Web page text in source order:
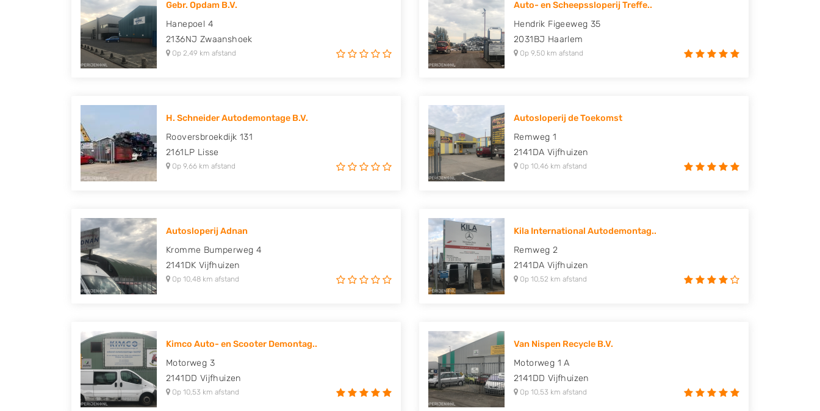
Honda, Hyundai, Kia, Mazda, Mercedes Benz, Mitsubishi, Nissan, Opel,
Peugeot, Porsche, Renault, Seat, Skoda, Suzuki, Tesla, Toyota,
Volkswagen en Volvo.
Gebr. Opdam B.V.
Hanepoel 4
2136NJ Zwaanshoek
Op 2,49 km afstand
Auto- en Scheepssloperij Treffe..
Hendrik Figeeweg 35
2031BJ Haarlem
Op 9,50 km afstand
H. Schneider Autodemontage B.V.
Rooversbroekdijk 131
2161LP Lisse
Op 9,66 km afstand
Autosloperij de Toekomst
Remweg 1
2141DA Vijfhuizen
Op 10,46 km afstand
Autosloperij Adnan
Kromme Bumperweg 4
2141DK Vijfhuizen
Op 10,48 km afstand
Kila International Autodemontag..
Remweg 2
2141DA Vijfhuizen
Op 10,52 km afstand
Kimco Auto- en Scooter Demontag..
Motorweg 3
2141DD Vijfhuizen
Op 10,53 km afstand
Van Nispen Recycle B.V.
Motorweg 1 A
2141DD Vijfhuizen
Op 10,53 km afstand